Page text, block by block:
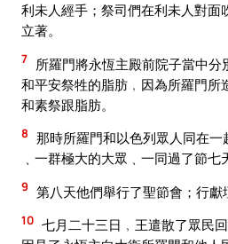
利未人經手；祭司們在利未人對面
立著。
7
所羅門將永恆主殿前院子當中
和平安祭牲的脂肪﹐因為所羅門所
和素祭跟脂肪。
8 那時所羅門和以色列眾人同在
﹑一群極大的大眾﹑一同過了節七
9 第八天他們舉行了聖節會；行獻
10 七月二十三日﹐王遣散了眾民